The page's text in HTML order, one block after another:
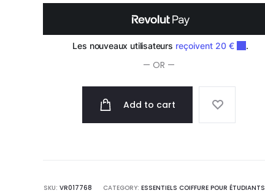
— OR —
Add to cart
SKU:VR017768 CATEGORY:ESSENTIELS COIFFURE POUR ÉTUDIANTS